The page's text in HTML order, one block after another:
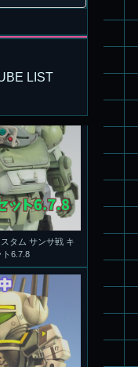
LIST
キリー
タム サンサ戦 キ
ト6.7.8